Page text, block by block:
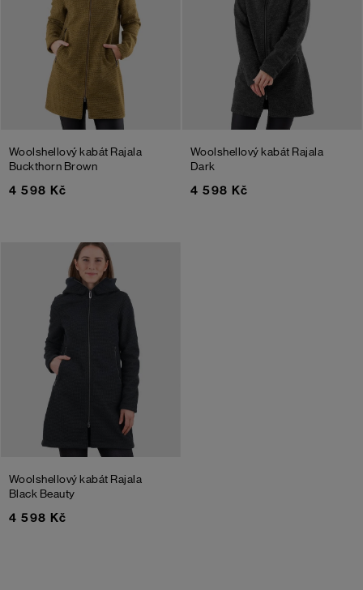
Woolshellový kabát Rajala
Buckthorn Brown
4 598 Kč
Woolshellový kabát Rajala
Dark
4 598 Kč
Woolshellový kabát Rajala
Black Beauty
4 598 Kč